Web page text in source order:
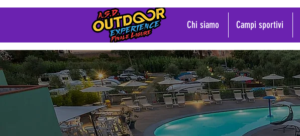
Chi siamo Campi sportivi